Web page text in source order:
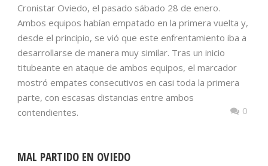
Cronistar Oviedo, el pasado sábado 28 de enero.
Ambos equipos habían empatado en la primera vuelta y,
desde el principio, se vió que este enfrentamiento iba a
desarrollarse de manera muy similar. Tras un inicio
titubeante en ataque de ambos equipos, el marcador
mostró empates consecutivos en casi toda la primera
parte, con escasas distancias entre ambos
contendientes.
0
MAL PARTIDO EN OVIEDO